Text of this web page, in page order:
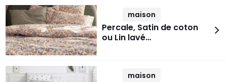
maison
Percale, Satin de coton
ou Lin lavé…
maison